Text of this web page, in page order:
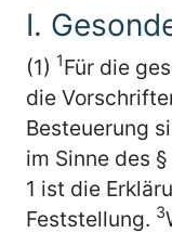
I.
(1) 1Für die
die
Besteuerung
im Sinne des
1 ist die
Feststellung. 3